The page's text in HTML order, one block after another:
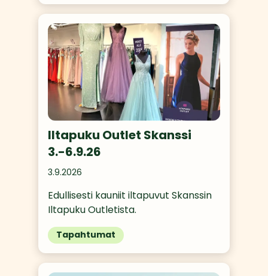
Iltapuku Outlet Skanssi
3.-6.9.26
3.9.2026
Edullisesti kauniit iltapuvut Skanssin
Iltapuku Outletista.
Tapahtumat